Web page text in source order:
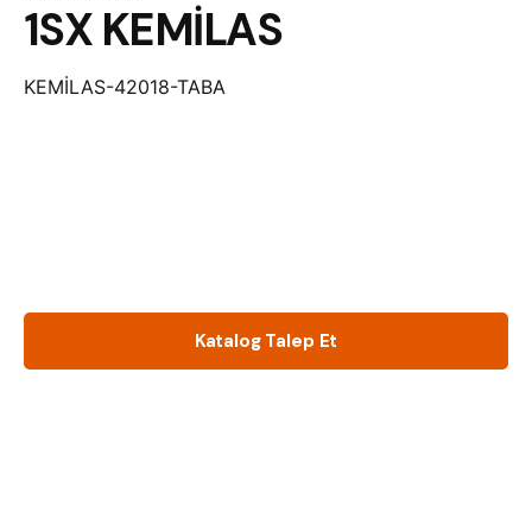
1SX KEMİLAS
KEMİLAS-42018-TABA
Katalog Talep Et